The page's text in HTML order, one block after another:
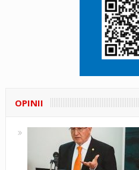
OPINII